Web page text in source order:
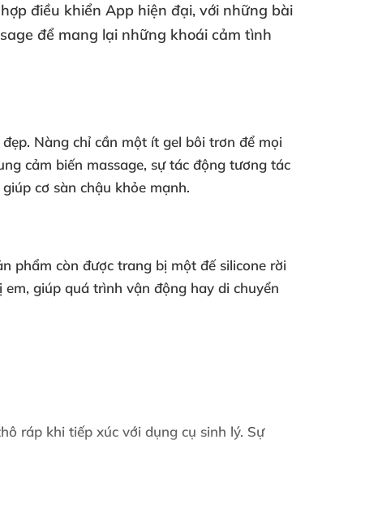
điều khiển App hiện đại, với những bài
để mang lại những khoái cảm tình
. Nàng chỉ cần một ít gel bôi trơn để mọi
cảm biến massage, sự tác động tương tác
cơ sàn chậu khỏe mạnh.
phẩm còn được trang bị một đế silicone rời
em, giúp quá trình vận động hay di chuyển
ráp khi tiếp xúc với dụng cụ sinh lý. Sự